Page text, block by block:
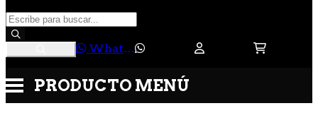
WhatsApp
PRODUCTO MENÚ